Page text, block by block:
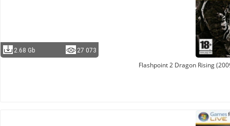
2.68 Gb 27 073
Flashpoint 2 Dragon Rising